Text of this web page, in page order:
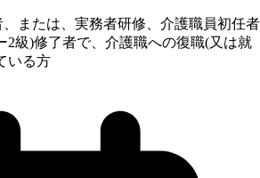
または、実務者研修、介護職員初任者
2級)修了者で、介護職への復職(又は就
いる方